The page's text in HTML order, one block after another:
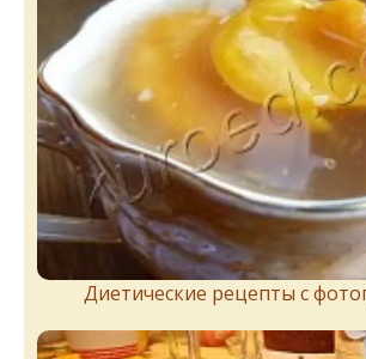
Диетические рецепты с